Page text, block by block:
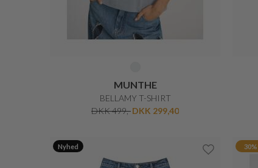
MUNTHE
BELLAMY T-SHIRT
DKK 499,-DKK 299,40
Nyhed 30%